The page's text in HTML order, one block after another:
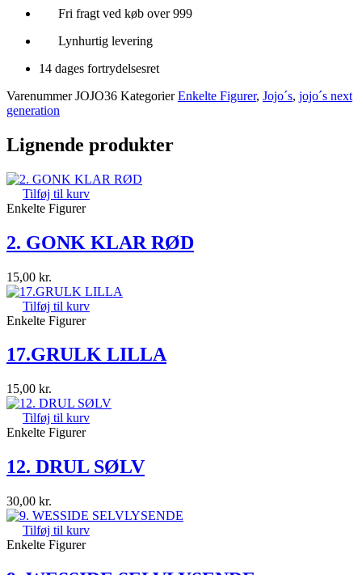
antal
Fri fragt ved køb over 999
Lynhurtig levering
14 dages fortrydelsesret
VarenummerJOJO36 Kategorier Enkelte Figurer, Jojo´s, jojo´s next
generation
Lignende produkter
Tilføj til kurv
Enkelte Figurer
2. GONK KLAR RØD
15,00 kr.
Tilføj til kurv
Enkelte Figurer
17.GRULK LILLA
15,00 kr.
Tilføj til kurv
Enkelte Figurer
12. DRUL SØLV
30,00 kr.
Tilføj til kurv
Enkelte Figurer